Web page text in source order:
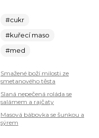
#cukr
#kuřecí maso
#med
Smažené boží milosti ze
smetanového těsta
Slaná nepečená roláda se
salámem a rajčaty
Masová bábovka se šunkou a
sýrem